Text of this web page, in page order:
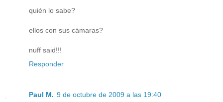
quién lo sabe?
ellos con sus cámaras?
nuff said!!!
Responder
Paul M. 9 de octubre de 2009 a las 19:40